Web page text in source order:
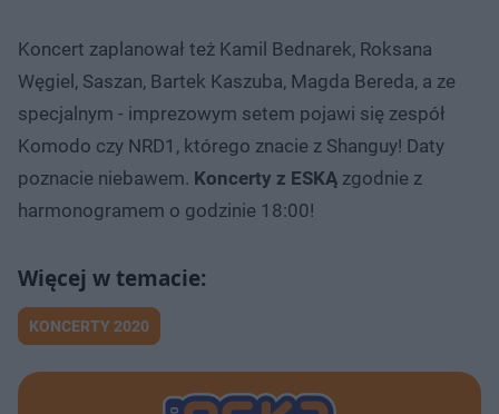
Koncert zaplanował też Kamil Bednarek, Roksana
Węgiel, Saszan, Bartek Kaszuba, Magda Bereda, a ze
specjalnym - imprezowym setem pojawi się zespół
Komodo czy NRD1, którego znacie z Shanguy! Daty
poznacie niebawem. Koncerty z ESKĄ zgodnie z
harmonogramem o godzinie 18:00!
KONCERTY 2020